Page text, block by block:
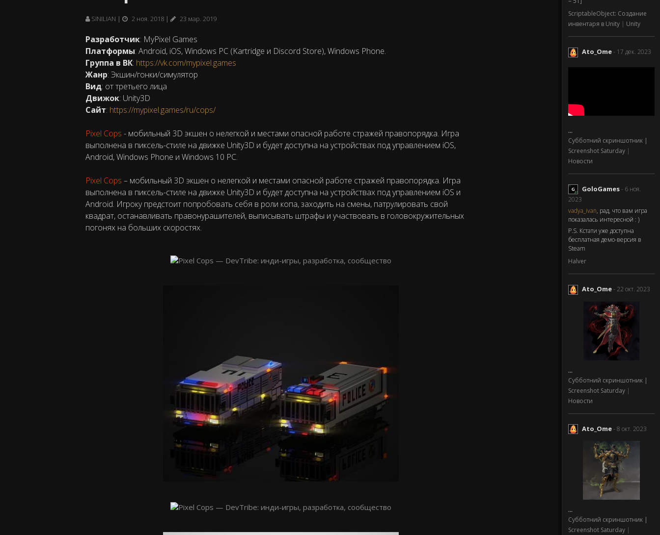
ScriptableObject: Создание
инвентаря в Unity | Unity
Ato_Ome- 17 дек. 2023
...
Субботний скриншотник |
Screenshot Saturday |
Новости
GoloGames- 6 ноя.
2023
vadya_ivan, рад, что вам игра
показалась интересной : )
P.S. Кстати уже доступна
бесплатная демо-версия в
Steam
Halver
Ato_Ome- 22 окт. 2023
...
Субботний скриншотник |
Screenshot Saturday |
Новости
Ato_Ome- 8 окт. 2023
...
Субботний скриншотник |
Screenshot Saturday |
SINILIAN 2 ноя. 2018 23 мар. 2019
Разработчик: MyPixel Games
Платформы: Android, iOS, Windows PC (Kartridge и Discord Store), Windows Phone.
Группа в ВК: https://vk.com/mypixel.games
Жанр: Экшин/гонки/симулятор
Вид: от третьего лица
Движок: Unity3D
Сайт: https://mypixel.games/ru/cops/
Pixel Cops - мобильный 3D экшен о нелегкой и местами опасной работе стражей правопорядка. Игра
выполнена в пиксель-стиле на движке Unity3D и будет доступна на устройствах под управлением iOS,
Android, Windows Phone и Windows 10 PC.
Pixel Cops – мобильный 3D экшен о нелегкой и местами опасной работе стражей правопорядка. Игра
выполнена в пиксель-стиле на движке Unity3D и будет доступна на устройствах под управлением iOS и
Android. Игроку предстоит попробовать себя в роли копа, заходить на смены, патрулировать свой
квадрат, останавливать правонурашителей, выписывать штрафы и участвовать в головокружительных
погонях на больших скоростях.